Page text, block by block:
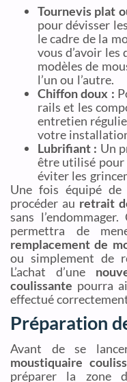
Tournevis plat
pour dévisser
le cadre de la
vous d’avoir les
modèles de
l’un ou l’autre.
Chiffon doux :
rails et les
entretien
votre
Lubrifiant : Un
être utilisé pour
éviter les
Une fois équipé
procéder au retrait
sans
permettra de
remplacement de
ou simplement de
L’achat d’une
coulissante pourra
effectué
Préparation
Avant de se
moustiquaire
préparer la zone